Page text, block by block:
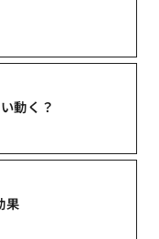
動く？
果